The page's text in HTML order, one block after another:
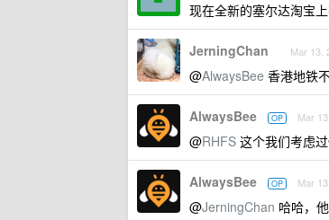
现在全新的塞尔达淘宝
JerningChan Mar 13,
@AlwaysBee 香港地铁
AlwaysBee OP Mar
@RHFS 这个我们考虑
AlwaysBee OP Mar
@JerningChan 哈哈，